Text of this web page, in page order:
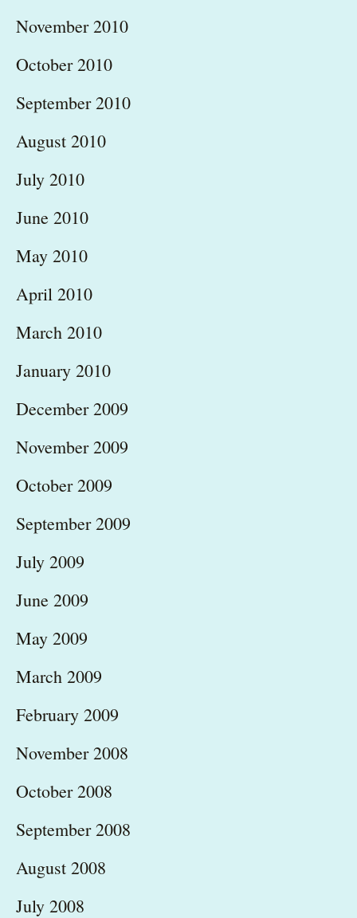
November 2010
October 2010
September 2010
August 2010
July 2010
June 2010
May 2010
April 2010
March 2010
January 2010
December 2009
November 2009
October 2009
September 2009
July 2009
June 2009
May 2009
March 2009
February 2009
November 2008
October 2008
September 2008
August 2008
July 2008